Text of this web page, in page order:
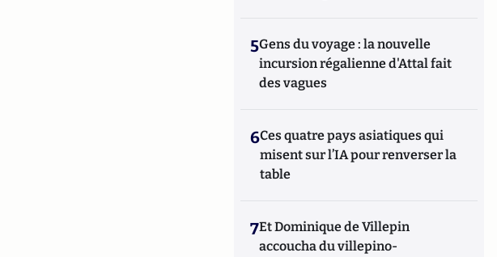
5Gens du voyage : la nouvelle
incursion régalienne d'Attal fait
des vagues
6Ces quatre pays asiatiques qui
misent sur l’IA pour renverser la
table
7Et Dominique de Villepin
accoucha du villepino-